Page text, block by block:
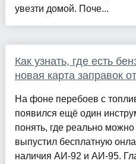
увезти домой. Поче...
Как узнать, где есть
новая карта заправок
На фоне перебоев с
появился ещё один
понять, где реально
выпустил бесплатную
наличия АИ-92 и АИ-95.